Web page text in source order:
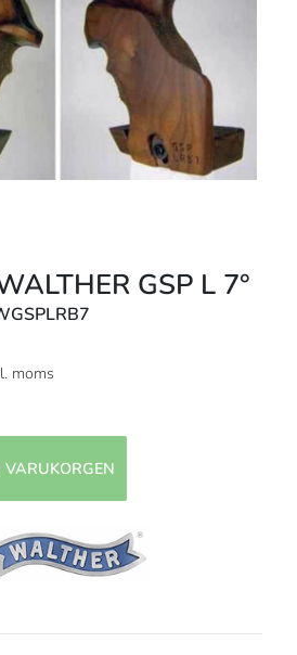
GSP L 7°
moms